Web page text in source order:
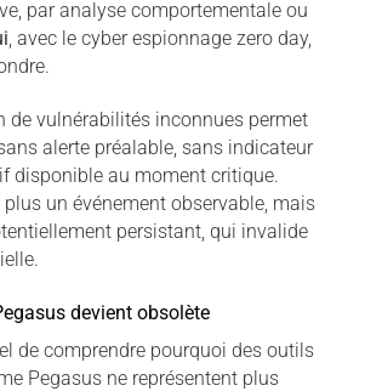
par analyse comportementale ou
, avec le cyber espionnage zero day,
de vulnérabilités inconnues permet
alerte préalable, sans indicateur
disponible au moment critique.
plus un événement observable, mais
persistant, qui invalide
devient obsolète
de comprendre pourquoi des outils
Pegasus ne représentent plus